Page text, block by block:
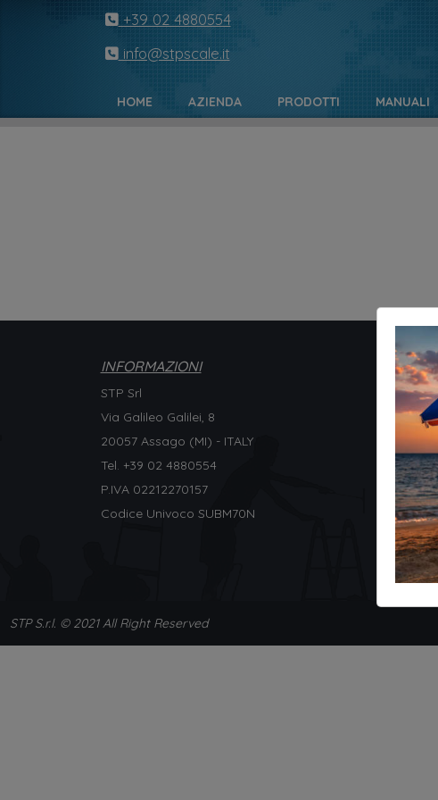
+39 02 4880554
info@stpscale.it
HOME AZIENDA PRODOTTI MANUALI
INFORMAZIONI
STP Srl
Via Galileo Galilei, 8
20057 Assago (MI) - ITALY
Tel. +39 02 4880554
P.IVA 02212270157
Codice Univoco SUBM70N
STP S.r.l. © 2021 All Right Reserved